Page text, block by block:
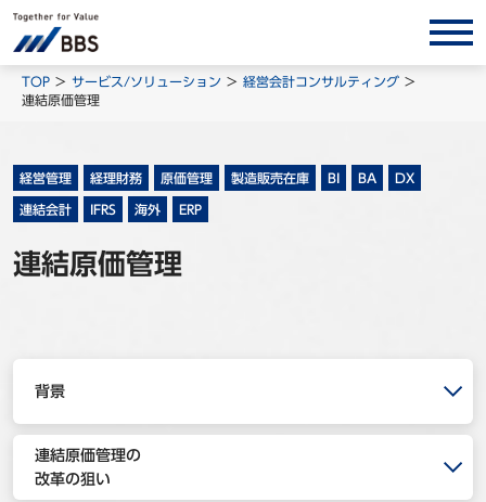
サービス/ソリューション
BPO
BBS Group News
TOP サービス/ソリューション
経営会計コンサルティング
連結原価管理
経営管理 経理財務 原価管理 製造販売在庫 BI BA DX
連結会計 IFRS 海外 ERP
連結原価管理
背景
連結原価管理の
改革の狙い